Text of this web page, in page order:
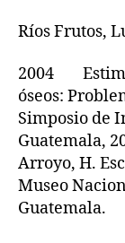
Ríos Frutos,
2004
óseos:
Simposio de
Guatemala,
Arroyo, H.
Museo
Guatemala.